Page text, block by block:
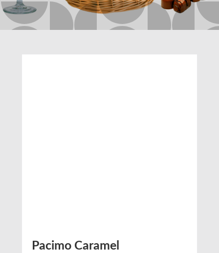
Pacimo Caramel